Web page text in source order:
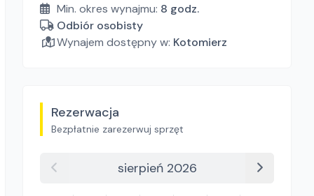
Min. okres wynajmu: 8 godz.
Odbiór osobisty
Wynajem dostępny w: Kotomierz
Rezerwacja
Bezpłatnie zarezerwuj sprzęt
sierpień 2026